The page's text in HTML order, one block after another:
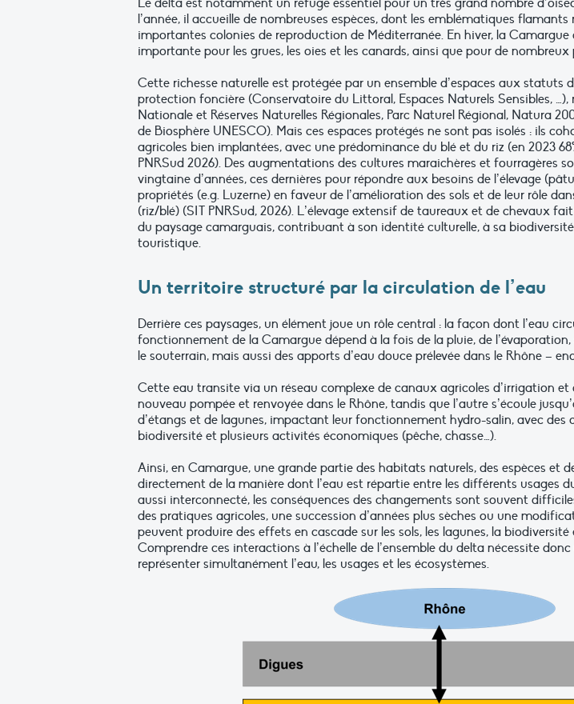
Le delta est notamment un refuge essentiel pour un très grand nombre
l’année, il accueille de nombreuses espèces, dont les emblématiques flamants
importantes colonies de reproduction de Méditerranée. En hiver, la Camargue
importante pour les grues, les oies et les canards, ainsi que pour de nombreux
Cette richesse naturelle est protégée par un ensemble d’espaces aux statuts
protection foncière (Conservatoire du Littoral, Espaces Naturels Sensibles, …),
Nationale et Réserves Naturelles Régionales, Parc Naturel Régional, Natura
de Biosphère UNESCO). Mais ces espaces protégés ne sont pas isolés : ils
agricoles bien implantées, avec une prédominance du blé et du riz (en 2023
PNRSud 2026). Des augmentations des cultures maraichères et fourragères
vingtaine d’années, ces dernières pour répondre aux besoins de l’élevage
propriétés (e.g. Luzerne) en faveur de l’amélioration des sols et de leur rôle
(riz/blé) (SIT PNRSud, 2026). L’élevage extensif de taureaux et de chevaux
du paysage camarguais, contribuant à son identité culturelle, à sa
touristique.
Un territoire structuré par la circulation de l’eau
Derrière ces paysages, un élément joue un rôle central : la façon dont l’eau
fonctionnement de la Camargue dépend à la fois de la pluie, de
le souterrain, mais aussi des apports d’eau douce prélevée dans le Rhône –
Cette eau transite via un réseau complexe de canaux agricoles d’irrigation
nouveau pompée et renvoyée dans le Rhône, tandis que l’autre s’écoule
d’étangs et de lagunes, impactant leur fonctionnement hydro-salin, avec des
biodiversité et plusieurs activités économiques (pêche, chasse…).
Ainsi, en Camargue, une grande partie des habitats naturels, des espèces et
directement de la manière dont l’eau est répartie entre les différents usages
aussi interconnecté, les conséquences des changements sont souvent
des pratiques agricoles, une succession d’années plus sèches ou une
peuvent produire des effets en cascade sur les sols, les lagunes, la
Comprendre ces interactions à l’échelle de l’ensemble du delta nécessite
représenter simultanément l’eau, les usages et les écosystèmes.